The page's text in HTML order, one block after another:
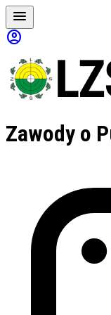
menu
account_circle
Zawody o